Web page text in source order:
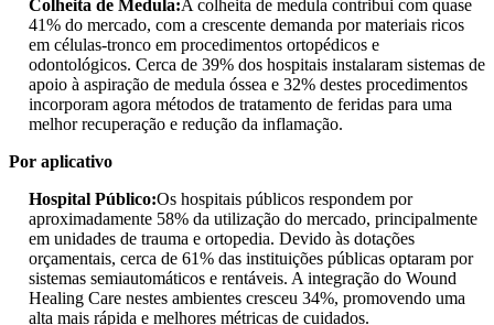
Colheita de Medula:A colheita de medula contribui com quase
41% do mercado, com a crescente demanda por materiais ricos
em células-tronco em procedimentos ortopédicos e
odontológicos. Cerca de 39% dos hospitais instalaram sistemas de
apoio à aspiração de medula óssea e 32% destes procedimentos
incorporam agora métodos de tratamento de feridas para uma
melhor recuperação e redução da inflamação.
Por aplicativo
Hospital Público:Os hospitais públicos respondem por
aproximadamente 58% da utilização do mercado, principalmente
em unidades de trauma e ortopedia. Devido às dotações
orçamentais, cerca de 61% das instituições públicas optaram por
sistemas semiautomáticos e rentáveis. A integração do Wound
Healing Care nestes ambientes cresceu 34%, promovendo uma
alta mais rápida e melhores métricas de cuidados.